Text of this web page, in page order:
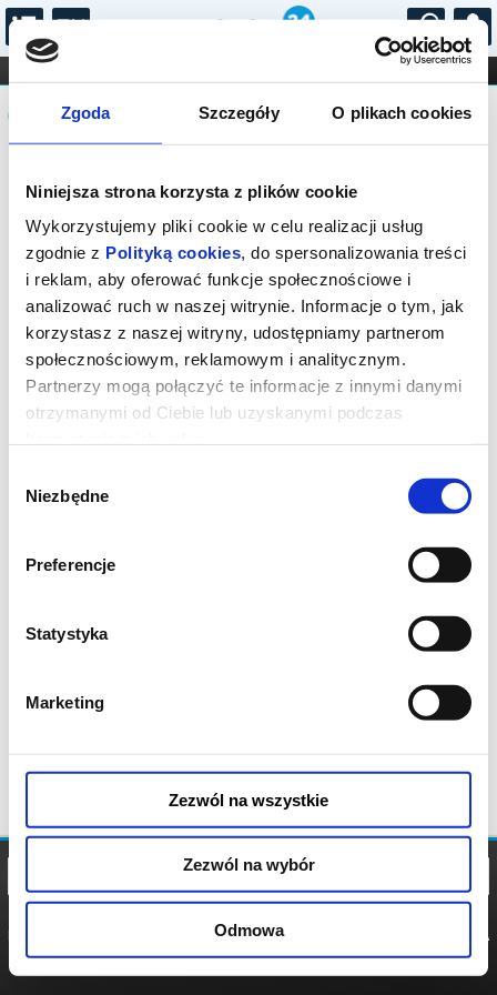
Zgoda Szczegóły O plikach cookies
Niniejsza strona korzysta z plików cookie
Wykorzystujemy pliki cookie w celu realizacji usług
zgodnie z Polityką cookies, do spersonalizowania treści
i reklam, aby oferować funkcje społecznościowe i
analizować ruch w naszej witrynie. Informacje o tym, jak
korzystasz z naszej witryny, udostępniamy partnerom
społecznościowym, reklamowym i analitycznym.
Partnerzy mogą połączyć te informacje z innymi danymi
otrzymanymi od Ciebie lub uzyskanymi podczas
zgody
Niezbędne
Preferencje
Statystyka
Marketing
Zezwól na wszystkie
Zezwól na wybór
Odmowa
...
FILHARMONIA OPERA I BALET
STAND-UP
DLA DZIECI
Komunikat
Sprzedaż biletów on-line na wydarzenie
została zakończona.
POLITYKA
POLITYKA